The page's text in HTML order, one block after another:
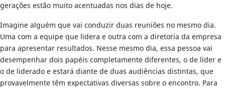
gerações estão muito acentuadas nos dias de hoje.
Imagine alguém que vai conduzir duas reuniões no mesmo dia.
Uma com a equipe que lidera e outra com a diretoria da empresa
para apresentar resultados. Nesse mesmo dia, essa pessoa vai
desempenhar dois papéis completamente diferentes, o de líder e
o de liderado e estará diante de duas audiências distintas, que
provavelmente têm expectativas diversas sobre o encontro. Para